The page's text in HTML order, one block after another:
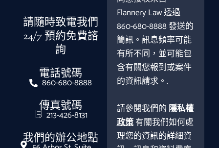
請隨時致電我們
24/7 預約免費諮
詢
電話號碼
860-680-8888
傳真號碼
213-426-8131
我們的辦公地點
Flannery Law 透過
860-680-8888 發送的
簡訊。訊息頻率可能
有所不同，並可能包
含有關您報到或案件
的資訊請求。.
請參閱我們的隱私權
政策有關我們如何處
理您的資訊的詳細資